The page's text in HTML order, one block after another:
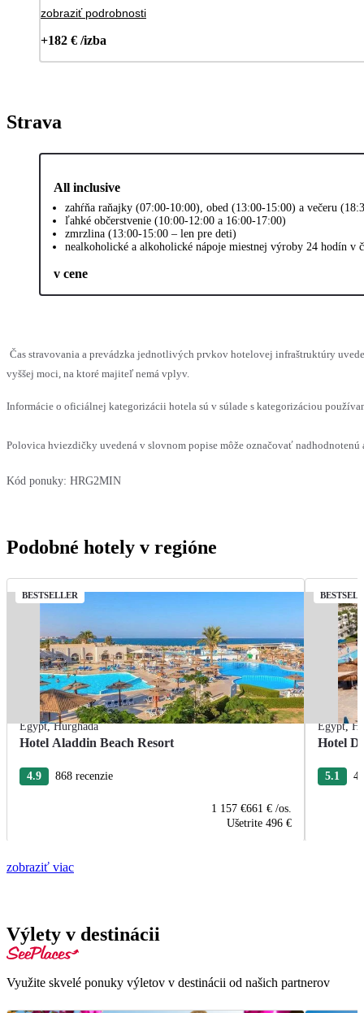
zobraziť podrobnosti
+182 € /izba
Strava
All inclusive
zahŕňa raňajky (07:00-10:00), obed (13:00-15:00) a večeru
ľahké občerstvenie (10:00-12:00 a 16:00-17:00)
zmrzlina (13:00-15:00 – len pre deti)
nealkoholické a alkoholické nápoje miestnej výroby 24 hodín v
v cene
Čas stravovania a prevádzka jednotlivých prvkov hotelovej infraštruktúry
vyššej moci, na ktoré majiteľ nemá vplyv.
Informácie o oficiálnej kategorizácii hotela sú v súlade s kategorizáciou
Polovica hviezdičky uvedená v slovnom popise môže označovať
Kód ponuky: HRG2MIN
Podobné hotely v regióne
BESTSELLER
Egypt,Hurghada
Hotel Aladdin Beach Resort
4.9 868 recenzie
1 157 €661 € /os.
Ušetrite 496 €
Egypt,
Hotel
5.1
zobraziť viac
Výlety v destinácii
Využite skvelé ponuky výletov v destinácii od našich partnerov